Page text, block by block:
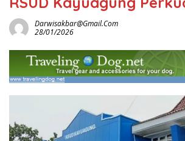
Darwisakbar@gmail.com
28/01/2026